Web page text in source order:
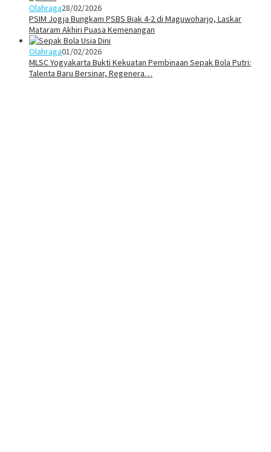
Olahraga28/02/2026
PSIM Jogja Bungkam PSBS Biak 4-2 di Maguwoharjo, Laskar
Mataram Akhiri Puasa Kemenangan
Olahraga01/02/2026
MLSC Yogyakarta Bukti Kekuatan Pembinaan Sepak Bola Putri:
Talenta Baru Bersinar, Regenera…